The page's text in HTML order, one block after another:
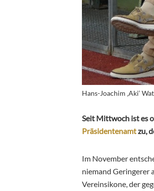
Hans-Joachim ‚Aki‘
Seit Mittwoch ist es
Präsidentenamtzu,
Im November
niemand Geringerer
Vereinsikone, der